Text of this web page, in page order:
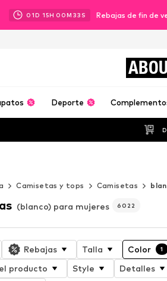
01D 15H 00M 32 S Rebajas de fin de
Deporte
Camisetas y tops Camisetas
(blanco) para mujeres 6022
Rebajas Talla Color 1
producto
Style Detalles